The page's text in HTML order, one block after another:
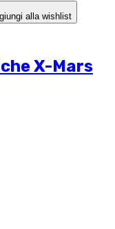
alla wishlist
X-Mars